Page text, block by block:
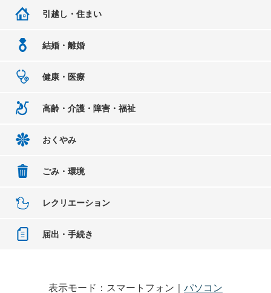
引越し・住まい
結婚・離婚
健康・医療
高齢・介護・障害・福祉
おくやみ
ごみ・環境
レクリエーション
届出・手続き
表示モード：スマートフォン｜ パソコン